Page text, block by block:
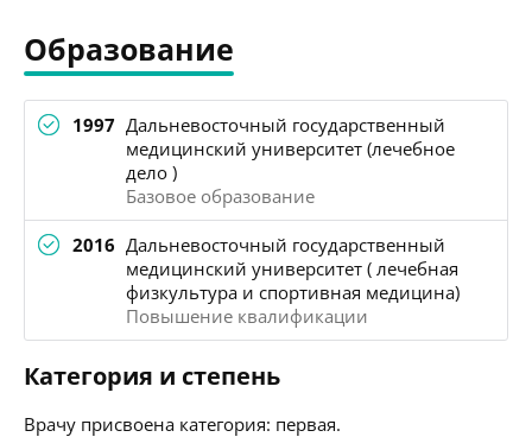
Образование
1997 Дальневосточный государственный
медицинский университет (лечебное
дело )
Базовое образование
2016 Дальневосточный государственный
медицинский университет ( лечебная
физкультура и спортивная медицина)
Повышение квалификации
Категория и степень
Врачу присвоена категория: первая.